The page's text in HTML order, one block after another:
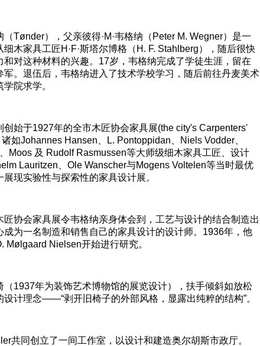
Tønder），父亲彼得·M·韦格纳（Peter M. Wegner）是一
木家具工匠H·F·斯塔尔博格（H. F. Stahlberg），随后很快
和对这种材料的兴趣。17岁，韦格纳完成了学徒生涯，留在
。退伍后，韦格纳进入了技术学校学习，随后前往丹麦美术
院求学。
始于1927年的全市木匠协会家具展(the city's Carpenters'
如Johannes Hansen、L. Pontoppidan、Niels Vodder、
Moos 及 Rudolf Rasmussen等大师级细木家具工匠、设计
Lauritzen、Ole Wanscher与Mogens Voltelen等当时最优
现实验性与探索性的家具设计展。
协会家具展令韦格纳亲身体会到，工艺与设计的结合制造出
为一名制造和销售自己的家具设计的设计师。1936年，他
Mølgaard Nielsen开始进行研究。
1937年为装饰艺术博物馆的展览设计），扶手倾斜如放松
计理念——“剥开旧椅子的外部风格，显露出纯粹的结构”。
共同创立了一间工作室，以设计和建造奥尔胡斯市政厅。